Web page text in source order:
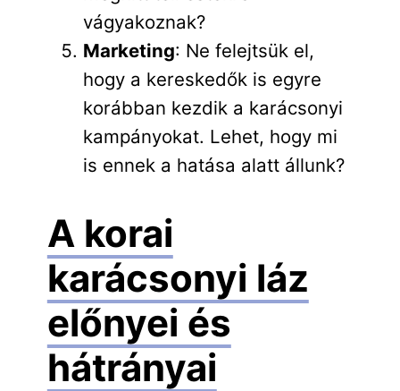
vágyakoznak?
Marketing: Ne felejtsük el,
hogy a kereskedők is egyre
korábban kezdik a karácsonyi
kampányokat. Lehet, hogy mi
is ennek a hatása alatt állunk?
A korai
karácsonyi láz
előnyei és
hátrányai